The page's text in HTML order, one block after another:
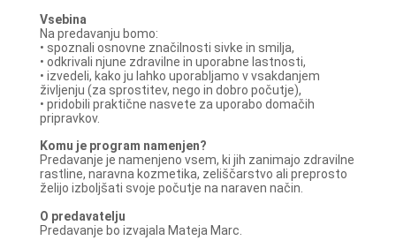
Vsebina
Na predavanju bomo:
• spoznali osnovne značilnosti sivke in smilja,
• odkrivali njune zdravilne in uporabne lastnosti,
• izvedeli, kako ju lahko uporabljamo v vsakdanjem
življenju (za sprostitev, nego in dobro počutje),
• pridobili praktične nasvete za uporabo domačih
pripravkov.
Komu je program namenjen?
Predavanje je namenjeno vsem, ki jih zanimajo zdravilne
rastline, naravna kozmetika, zeliščarstvo ali preprosto
želijo izboljšati svoje počutje na naraven način.
O predavatelju
Predavanje bo izvajala Mateja Marc.